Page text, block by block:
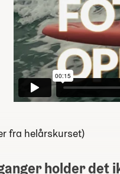
fra helårskurset)
holder det